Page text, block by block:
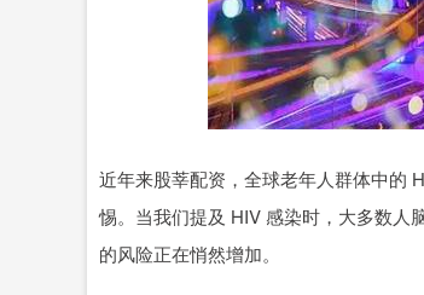
近年来股莘配资，全球老年人群体中的
惕。当我们提及 HIV 感染时，大多数人
的风险正在悄然增加。